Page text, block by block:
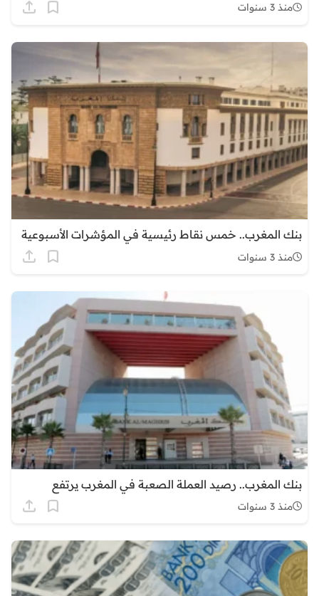
منذ 3 سنوات
بنك المغرب.. خمس نقاط رئيسية في المؤشرات الأسبوعية
منذ 3 سنوات
بنك المغرب.. رصيد العملة الصعبة في المغرب يرتفع
منذ 3 سنوات